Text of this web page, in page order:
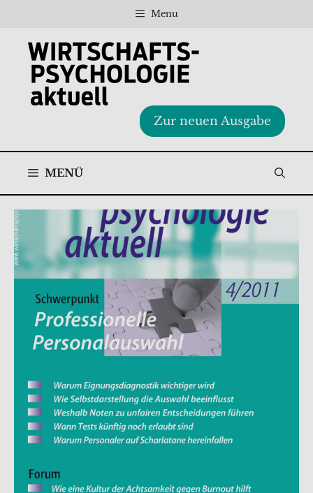
springen
Menu
Zur neuen Ausgabe
MENÜ